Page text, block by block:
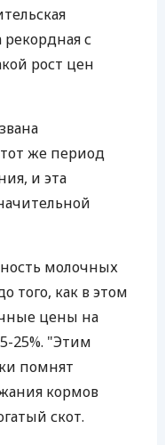
рекордная с
рост цен
же период
и эта
молочных
того, как в этом
цены на
25%. "Этим
помнят
кормов
скот.